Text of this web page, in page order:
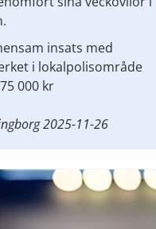
insats med
i lokalpolisområde
000 kr
2025-11-26